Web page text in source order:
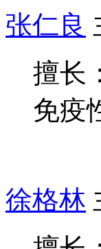
张仁良
擅长
免疫
徐格林